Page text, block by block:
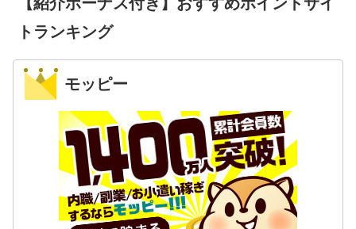
トランキング
モッピー